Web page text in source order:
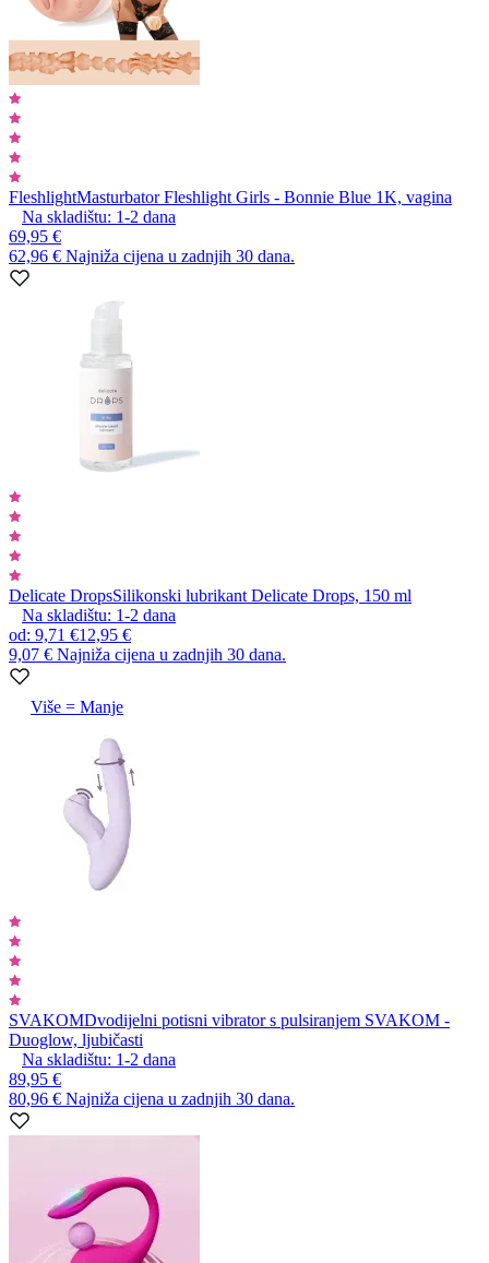
FleshlightMasturbator Fleshlight Girls - Bonnie Blue 1K, vagina
Na skladištu: 1-2 dana
69,95 €
62,96 € Najniža cijena u zadnjih 30 dana.
Delicate DropsSilikonski lubrikant Delicate Drops, 150 ml
Na skladištu: 1-2 dana
od: 9,71 €12,95 €
9,07 € Najniža cijena u zadnjih 30 dana.
Više = Manje
SVAKOMDvodijelni potisni vibrator s pulsiranjem SVAKOM -
Duoglow, ljubičasti
Na skladištu: 1-2 dana
89,95 €
80,96 € Najniža cijena u zadnjih 30 dana.